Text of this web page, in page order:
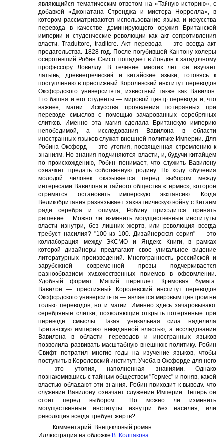
являющийся тематическим ответом на «Тайную историю», с
добавкой «Джонатана Стренджа и мистера Норрелла», в
котором рассматриваются использование языка и искусства
перевода в качестве доминирующего оружия Британской
империи и студенческие революции как акт сопротивления
власти. Traduttore, traditore. Акт перевода — это всегда акт
предательства. 1828 год. После погубившей Кантону холеры
осиротевший Робин Свифт попадает в Лондон к загадочному
профессору Ловеллу. В течение многих лет он изучает
латынь, древнегреческий и китайские языки, готовясь к
поступлению в престижный Королевский институт переводов
Оксфордского университета, известный также как Вавилон.
Его башня и его студенты — мировой центр перевода и, что
важнее, магии. Искусства проявления потерянных при
переводе смыслов с помощью зачарованных серебряных
слитков. Именно эта магия сделала Британскую империю
непобедимой, а исследования Вавилона в области
иностранных языков служат внешней политике Империи. Для
Робина Оксфорд — это утопия, посвященная стремлению к
знаниям. Но знания подчиняются власти, и, будучи китайцем
по происхождению, Робин понимает, что служить Вавилону
означает предать собственную родину. По ходу обучения
молодой человек оказывается перед выбором между
интересами Вавилона и тайного общества «Гермес», которое
стремится остановить имперскую экспансию. Когда
Великобритания развязывает захватническую войну с Китаем
ради серебра и опиума, Робину приходится принять
решение… Можно ли изменить могущественные институты
власти изнутри, без лишних жертв, или революция всегда
требует насилия? "100 из 100. Дизайнерская серия" — это
коллаборация между ЭКСМО и Яндекс Книги, в рамках
которой дизайнеры предлагают свое уникальное видение
литературных произведений. Многогранность российской и
зарубежной современной прозы подчеркивается
разнообразием художественных приемов в оформлении.
Удобный формат. Мягкий переплет. Кремовая бумага.
Вавилон — престижный Королевский институт переводов
Оксфордского университета — является мировым центром не
только переводов, но и магии. Именно здесь зачаровывают
серебряные слитки, позволяющие открыть потерянные при
переводе смыслы. Такая уникальная сила наделила
Британскую империю невиданной властью, а исследование
Вавилона в области переводов и иностранных языков
позволила развивать масштабную внешнюю политику. Робин
Свифт потратил многие годы на изучение языков, чтобы
поступить в Королевский институт. Учеба в Оксфорде для него
— это утопия, наполненная знаниями. Однако
познакомившись с тайным обществом "Гермес" и поняв, какой
властью обладают эти знания, Робин приходит к выводу, что
служение Вавилону означает служение Империи. Теперь он
стоит перед выбором… Но можно ли изменить
могущественные институты изнутри без насилия, или
революция всегда требует жертв?
Комментарий:Внецикловый роман.
Иллюстрация на обложке В. Колпакова.